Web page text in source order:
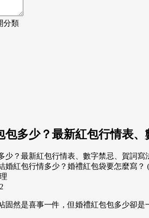
分類
包多少？最新紅包行情表
婚紅包行情多少？婚禮紅包袋要怎麼寫？
固然是喜事一件，但婚禮紅包包多少卻